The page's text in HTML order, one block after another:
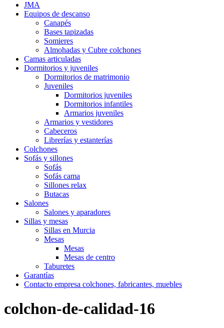
JMA
Equipos de descanso
Canapés
Bases tapizadas
Somieres
Almohadas y Cubre colchones
Camas articuladas
Dormitorios y juveniles
Dormitorios de matrimonio
Juveniles
Dormitorios juveniles
Dormitorios infantiles
Armarios juveniles
Armarios y vestidores
Cabeceros
Librerías y estanterías
Colchones
Sofás y sillones
Sofás
Sofás cama
Sillones relax
Butacas
Salones
Salones y aparadores
Sillas y mesas
Sillas en Murcia
Mesas
Mesas
Mesas de centro
Taburetes
Garantías
Contacto empresa colchones, fabricantes, muebles
colchon-de-calidad-16